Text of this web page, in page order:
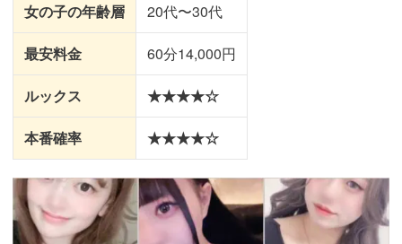
女の子の年齢層 20代〜30代
最安料金 60分14,000円
ルックス ★★★★☆
本番確率 ★★★★☆